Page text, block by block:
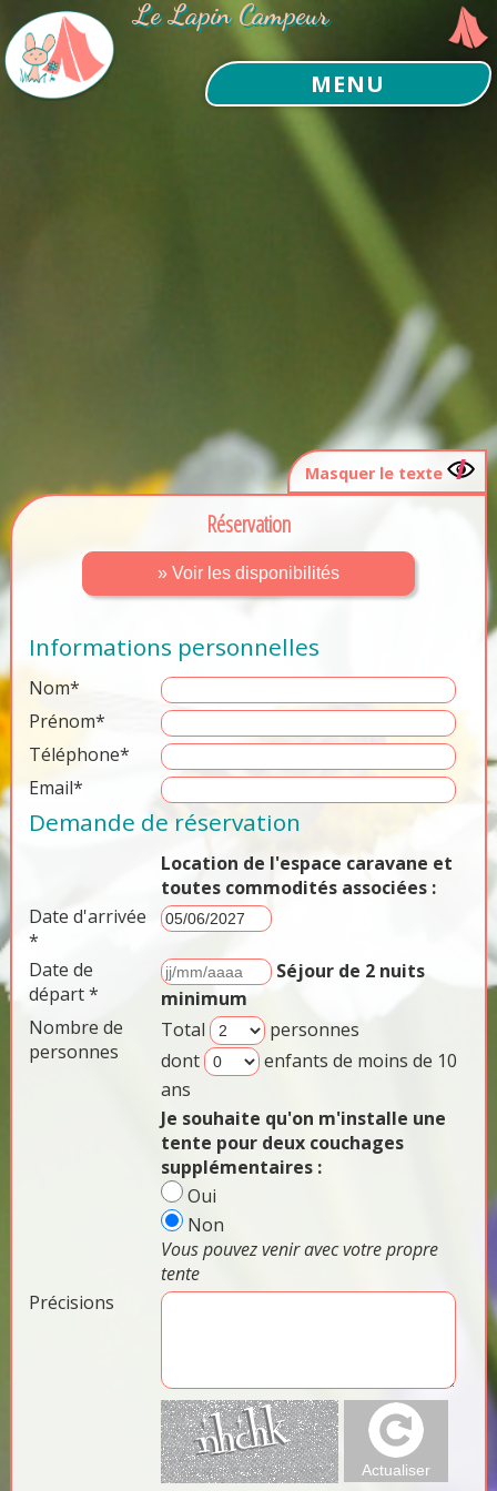
Le Lapin Campeur
MENU
Masquer le texte
Réservation
» Voir les disponibilités
Informations personnelles
Nom*
Prénom*
Téléphone*
Email*
Demande de réservation
Location de l'espace caravane et
toutes commodités associées :
Date d'arrivée
*
Date de
départ *
Séjour de 2 nuits
minimum
Nombre de
personnes
Total
personnes
dont
enfants de moins de 10
ans
Je souhaite qu'on m'installe une
tente pour deux couchages
supplémentaires :
Oui
Non
Vous pouvez venir avec votre propre
tente
Précisions